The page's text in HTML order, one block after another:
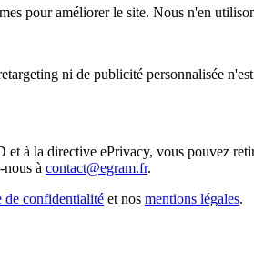
pour améliorer le site. Nous n'en
ni de publicité personnalisée
à la directive ePrivacy, vous pouvez
nous à contact@egram.fr.
de confidentialité et nos mentions légales.